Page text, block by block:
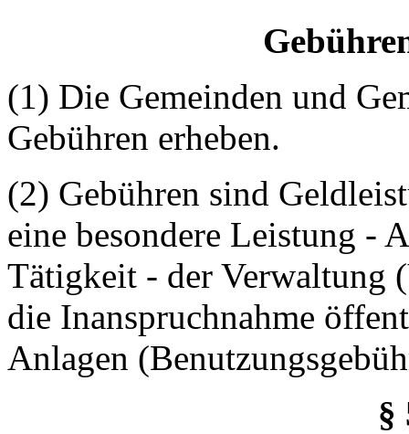
(1) Die Gemeinden und
Gebühren erheben.
(2) Gebühren sind
eine besondere Leistung -
Tätigkeit - der Verwaltung
die Inanspruchnahme
Anlagen
§